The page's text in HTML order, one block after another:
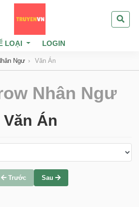
LOẠI LOGIN
Ngư Văn Án
Nhân Ngư
Văn Án
Trước Sau